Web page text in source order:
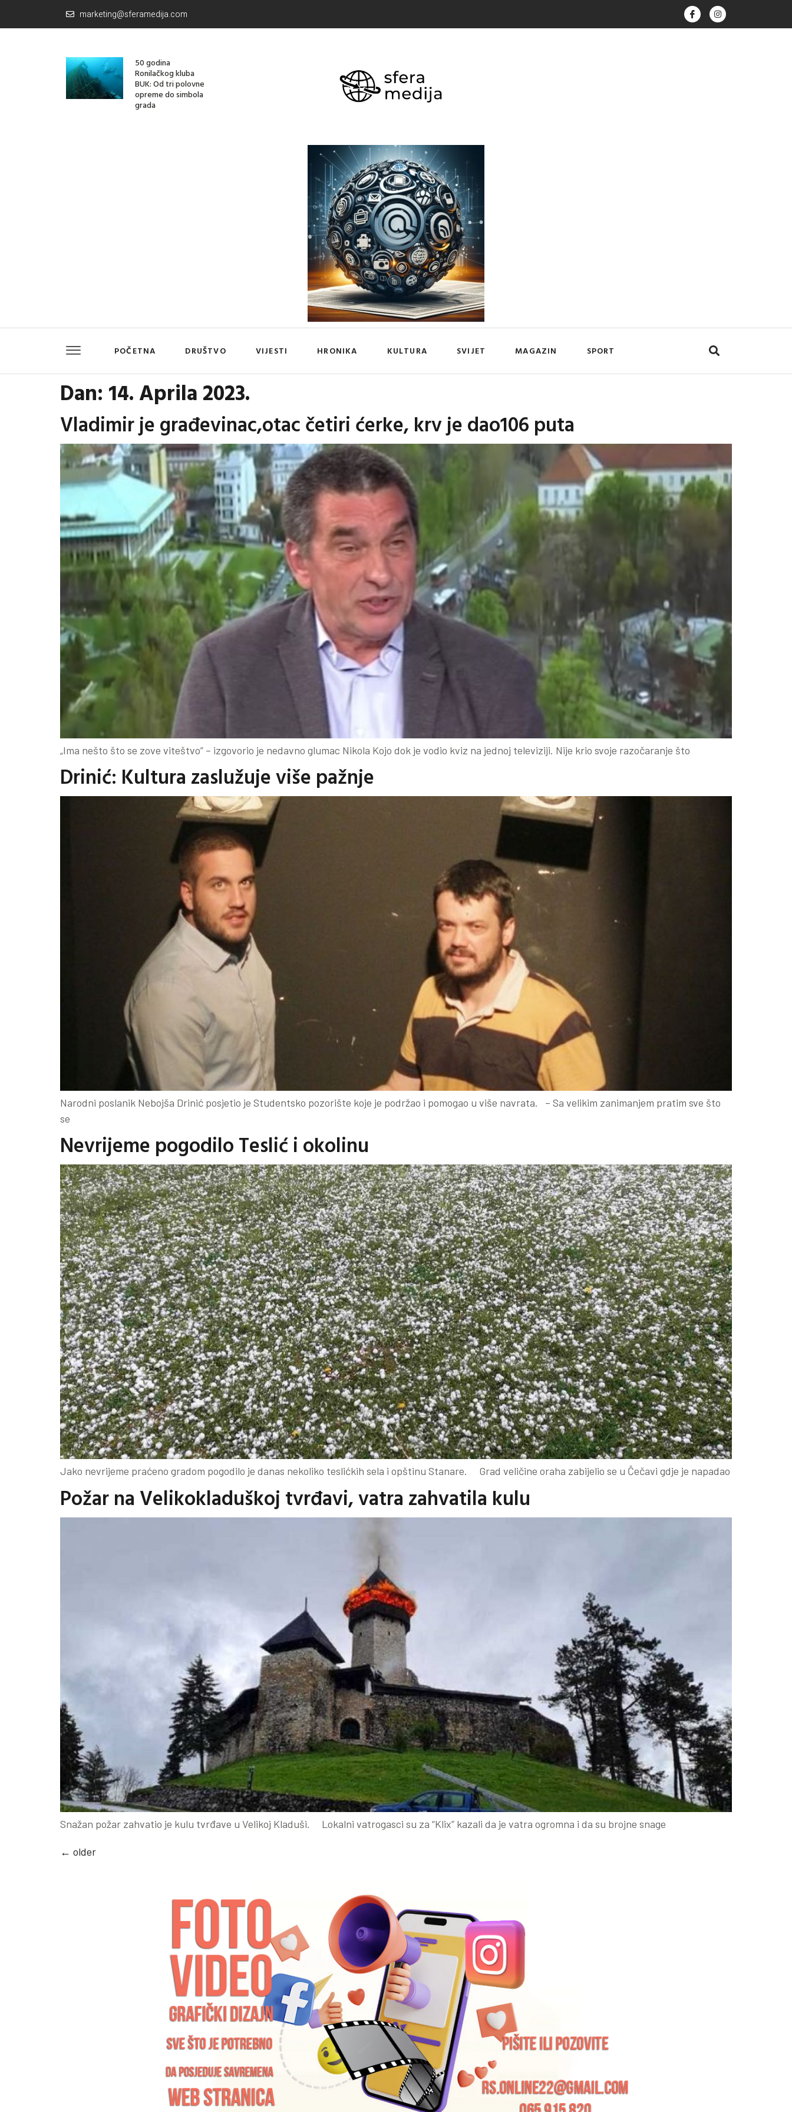
marketing@sferamedija.com
50 godina
Ronilačkog kluba
BUK: Od tri polovne
opreme do simbola
grada
POČETNA DRUŠTVO VIJESTI HRONIKA KULTURA SVIJET MAGAZIN SPORT
Dan: 14. Aprila 2023.
Vladimir je građevinac,otac četiri ćerke, krv je dao106 puta
„Ima nešto što se zove viteštvo” – izgovorio je nedavno glumac Nikola Kojo dok je vodio kviz na jednoj televiziji. Nije krio svoje razočaranje što
Drinić: Kultura zaslužuje više pažnje
Narodni poslanik Nebojša Drinić posjetio je Studentsko pozorište koje je podržao i pomogao u više navrata. – Sa velikim zanimanjem pratim sve što
se
Nevrijeme pogodilo Teslić i okolinu
Jako nevrijeme praćeno gradom pogodilo je danas nekoliko teslićkih sela i opštinu Stanare. Grad veličine oraha zabijelio se u Čečavi gdje je napadao
Požar na Velikokladuškoj tvrđavi, vatra zahvatila kulu
Snažan požar zahvatio je kulu tvrđave u Velikoj Kladuši. Lokalni vatrogasci su za “Klix” kazali da je vatra ogromna i da su brojne snage
← older